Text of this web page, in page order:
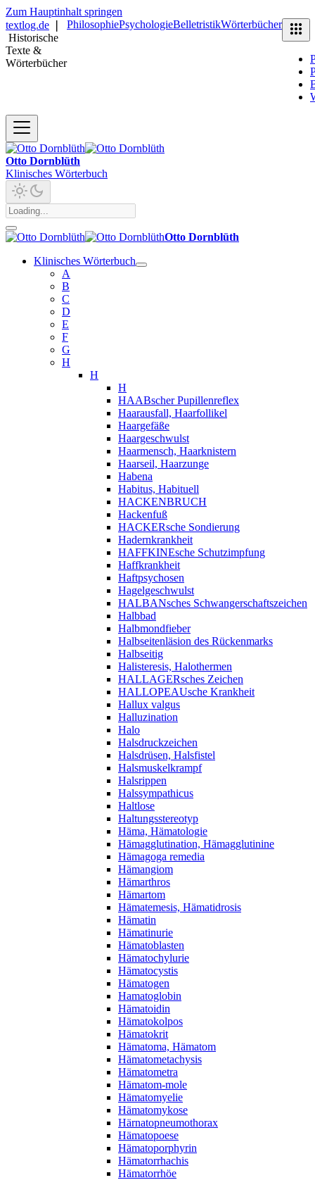
Zum Hauptinhalt springen
textlog.de
Historische
Texte &
Wörterbücher
PhilosophiePsychologieBelletristikWörterbücher
Otto Dornblüth
Klinisches Wörterbuch
Otto Dornblüth
Klinisches Wörterbuch
A
B
C
D
E
F
G
H
H
H
HAABscher Pupillenreflex
Haarausfall, Haarfollikel
Haargefäße
Haargeschwulst
Haarmensch, Haarknistern
Haarseil, Haarzunge
Habena
Habitus, Habituell
HACKENBRUCH
Hackenfuß
HACKERsche Sondierung
Hadernkrankheit
HAFFKINEsche Schutzimpfung
Haffkrankheit
Haftpsychosen
Hagelgeschwulst
HALBANsches Schwangerschaftszeichen
Halbbad
Halbmondfieber
Halbseitenläsion des Rückenmarks
Halbseitig
Halisteresis, Halothermen
HALLAGERsches Zeichen
HALLOPEAUsche Krankheit
Hallux valgus
Halluzination
Halo
Halsdruckzeichen
Halsdrüsen, Halsfistel
Halsmuskelkrampf
Halsrippen
Halssympathicus
Haltlose
Haltungsstereotyp
Häma, Hämatologie
Hämagglutination, Hämagglutinine
Hämagoga remedia
Hämangiom
Hämarthros
Hämartom
Hämatemesis, Hämatidrosis
Hämatin
Hämatinurie
Hämatoblasten
Hämatochylurie
Hämatocystis
Hämatogen
Hamatoglobin
Hämatoidin
Hämatokolpos
Hämatokrit
Hämatoma, Hämatom
Hämatometachysis
Hämatometra
Hämatom-mole
Hämatomyelie
Hämatomykose
Härnatopneumothorax
Hämatopoese
Hämatoporphyrin
Hämatorrhachis
Hämatorrhöe